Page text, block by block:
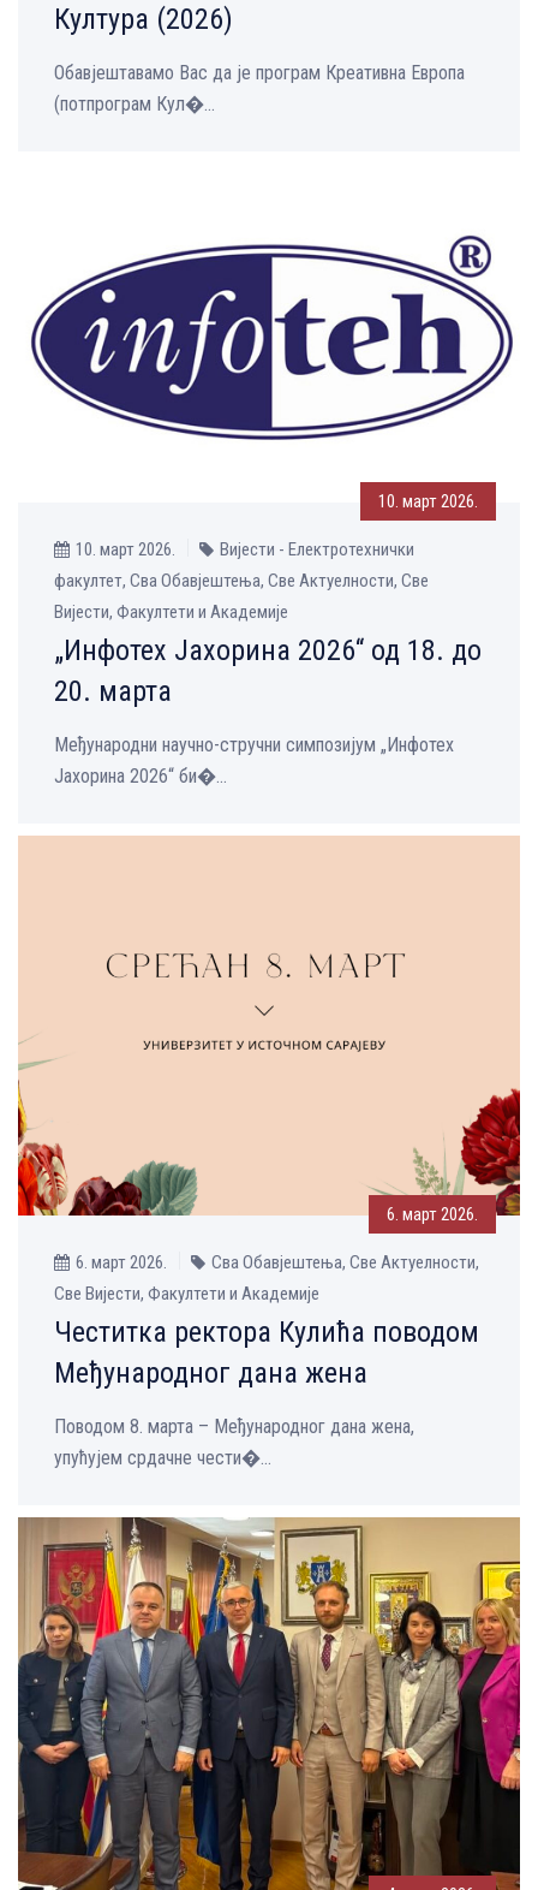
Култура (2026)
Обавјештавамо Вас да је програм Креативна Европа
(потпрограм Кул�...
10. март 2026.
10. март 2026.
Вијести - Електротехнички
факултет, Сва Обавјештења, Све Aктуелности, Све
Вијести, Факултети и Академије
„Инфотех Јахорина 2026“ од 18. до
20. марта
Међународни научно-стручни симпозијум „Инфотех
Јахорина 2026“ би�...
6. март 2026.
6. март 2026.
Сва Обавјештења, Све Aктуелности,
Све Вијести, Факултети и Академије
Честитка ректора Кулића поводом
Међународног дана жена
Поводом 8. марта – Међународног дана жена,
упућујем срдачне чести�...